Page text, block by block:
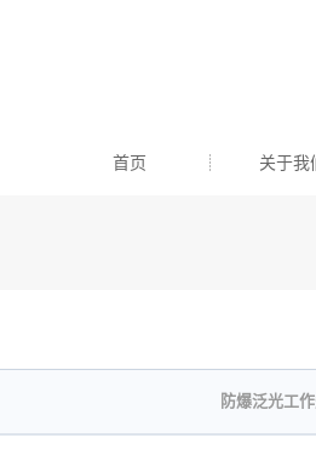
首页 关于我
防爆泛光工